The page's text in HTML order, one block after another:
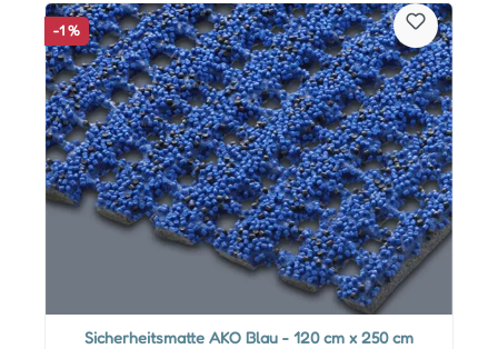
-1 %
Sicherheitsmatte AKO Blau - 120 cm x 250 cm